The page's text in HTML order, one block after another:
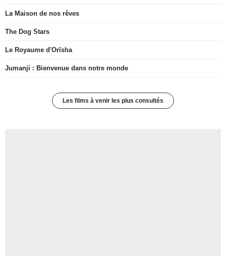
La Maison de nos rêves
The Dog Stars
Le Royaume d'Orïsha
Jumanji : Bienvenue dans notre monde
Les films à venir les plus consultés